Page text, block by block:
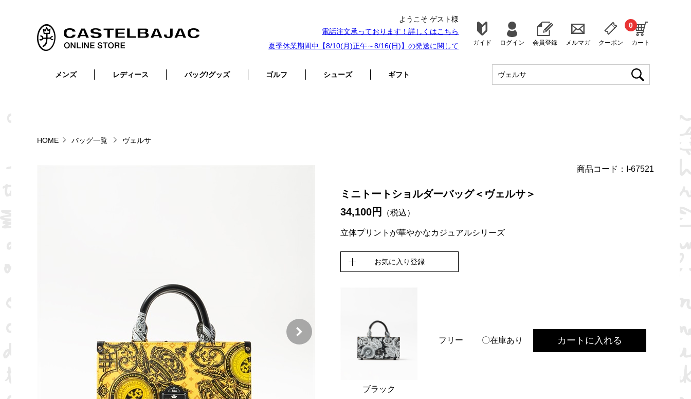
ようこそ ゲスト様
電話注文承っております！詳しくはこちら
夏季休業期間中【8/10(月)正午～8/16(日)】の発送に関して
ガイド ログイン 会員登録 メルマガ クーポン カート
0
メンズ レディース バッグ/グッズ ゴルフ シューズ ギフト
HOME バッグ一覧 ヴェルサ
商品コード：I-67521
ミニトートショルダーバッグ＜ヴェルサ＞
34,100円
（税込）
立体プリントが華やかなカジュアルシリーズ
お気に入り登録
ブラック
フリー 〇在庫あり カートに入れる